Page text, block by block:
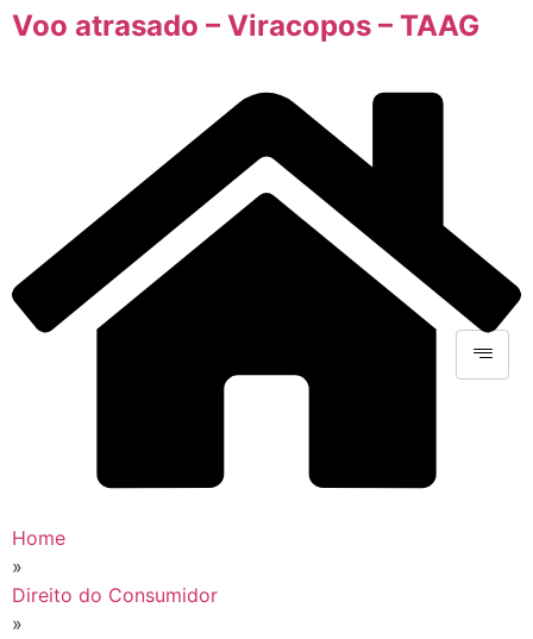
Voo atrasado – Viracopos – TAAG
Home
»
Direito do Consumidor
»